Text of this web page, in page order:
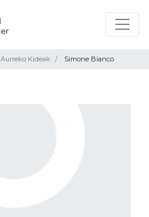
Aurreko Kideak Simone Bianco